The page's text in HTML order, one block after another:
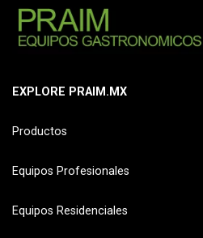
EXPLORE PRAIM.MX
Productos
Equipos Profesionales
Equipos Residenciales